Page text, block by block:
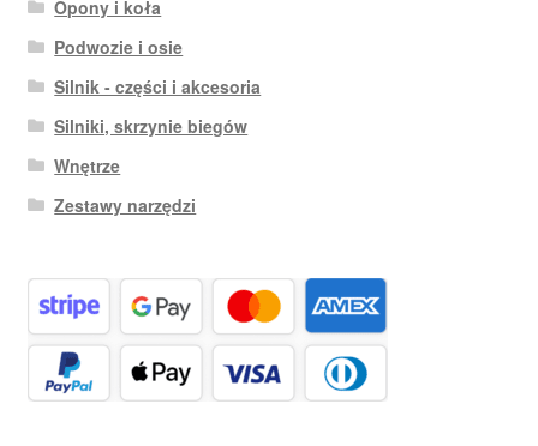
Opony i koła
Podwozie i osie
Silnik - części i akcesoria
Silniki, skrzynie biegów
Wnętrze
Zestawy narzędzi